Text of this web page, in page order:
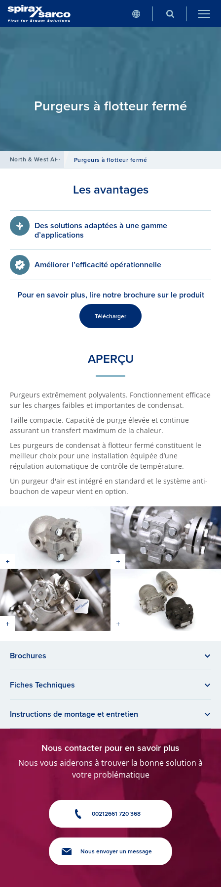
Purgeurs à flotteur fermé
North & West Africa / Produits / Purgeurs de Condensat
Purgeurs à flotteur fermé
Les avantages
Des solutions adaptées à une gamme
d’applications
Améliorer l’efficacité opérationnelle
Pour en savoir plus, lire notre brochure sur le produit
Télécharger
APERÇU
Purgeurs extrêmement polyvalents. Fonctionnement efficace
sur les charges faibles et importantes de condensat.
Taille compacte. Capacité de purge élevée et continue
assurant un transfert maximum de la chaleur.
Les purgeurs de condensat à flotteur fermé constituent le
meilleur choix pour une installation équipée d’une
régulation automatique de contrôle de température.
Un purgeur d'air est intégré en standard et le système anti-
bouchon de vapeur vient en option.
Brochures
Fiches Techniques
Instructions de montage et entretien
Nous contacter pour en savoir plus
Nous vous aiderons à trouver la bonne solution à
votre problématique
00212661 720 368
Nous envoyer un message